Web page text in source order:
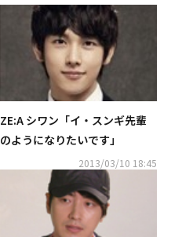
ZE:A シワン「イ・スンギ先輩
のようになりたいです」
2013/03/10 18:45